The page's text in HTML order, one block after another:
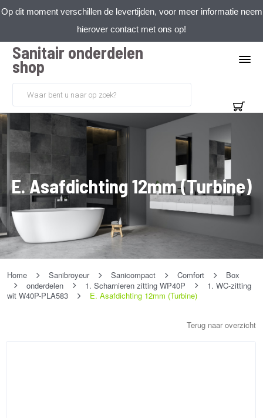
Op dit moment verschillen de levertijden, voor meer informatie neem
hierover contact met ons op!
Sanitair onderdelen
shop
E. Asafdichting 12mm (Turbine)
Home Sanibroyeur Sanicompact Comfort
Box
onderdelen
1. Scharnieren zitting WP40P
1. WC-zitting
wit W40P-PLA583
E. Asafdichting 12mm (Turbine)
Terug naar overzicht